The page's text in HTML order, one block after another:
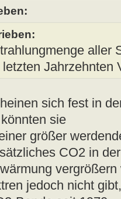
aller
Jahrzehnten
sich fest in
sie
größer
CO2 in der
vergrößern
jedoch nicht